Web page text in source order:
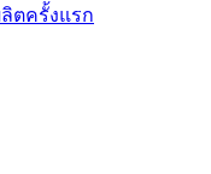
ตครั้งแรก